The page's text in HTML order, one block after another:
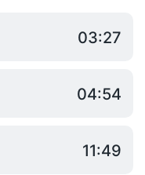
03:27
04:54
11:49